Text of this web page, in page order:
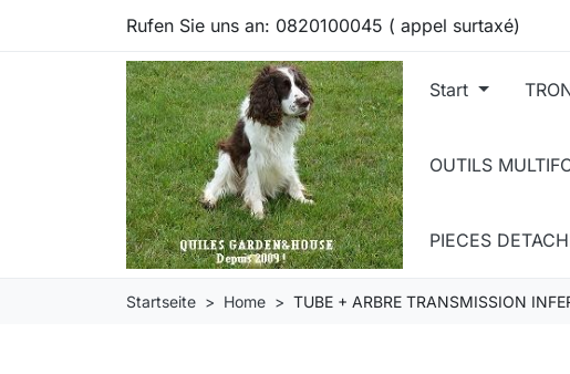
Rufen Sie uns an: 0820100045 ( appel surtaxé)
Start
OUTILS
PIECES
Startseite Home TUBE + ARBRE TRANSMISSION